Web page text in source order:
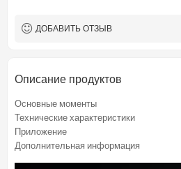
-Устройство контроля
ДОБАВИТЬ ОТЗЫВ
Описание продуктов
Основные моменты
Технические характеристики
Приложение
Дополнительная информация